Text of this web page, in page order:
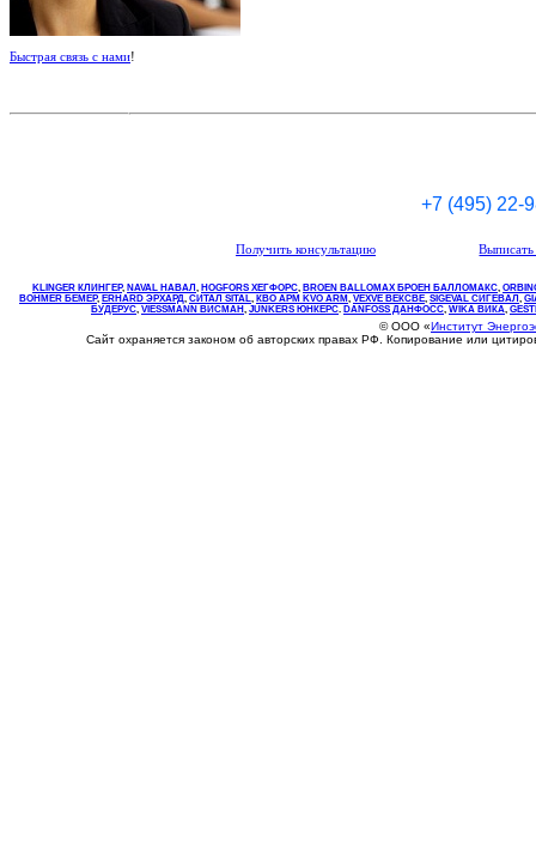
Быстрая связь с нами!
+7 (495) 22-
Получить консультацию
KLINGER КЛИНГЕР, NAVAL НАВАЛ , НOGFORS ХЕГФОРС, BROEN BALLOMAX БРОЕН БАЛЛОМАКС,
BOHMER БЕМЕР, ERHARD ЭРХАРД, СИТАЛ SITAL, КВО АРМ KVO ARM, VEXVE ВЕКСВЕ, SIGEVAL СИГЕВАЛ ,
БУДЕРУС, VIESSMANN ВИСМАН , JUNKERS ЮНКЕРС. DANFOSS ДАНФОСС, WIKA ВИКА,
© ООО «Институт
Сайт охраняется законом об авторских правах РФ. Копирование или